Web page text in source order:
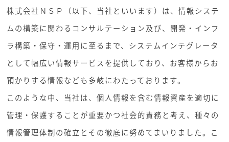
株式会社ＮＳＰ（以下、当社といいます）は、情報システ
ムの構築に関わるコンサルテーション及び、開発・インフ
ラ構築・保守・運用に至るまで、システムインテグレータ
として幅広い情報サービスを提供しており、お客様からお
預かりする情報なども多岐にわたっております。
このような中、当社は、個人情報を含む情報資産を適切に
管理・保護することが重要かつ社会的責務と考え、種々の
情報管理体制の確立とその徹底に努めてまいりました。こ